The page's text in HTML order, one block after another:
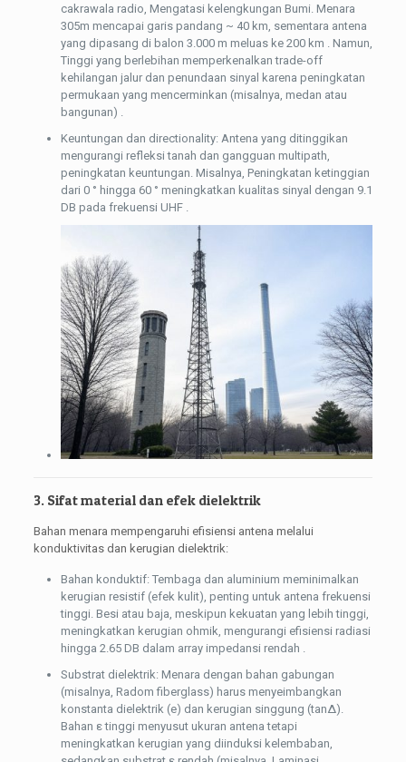
cakrawala radio, Mengatasi kelengkungan Bumi. Menara
305m mencapai garis pandang ~ 40 km, sementara antena
yang dipasang di balon 3.000 m meluas ke 200 km . Namun,
Tinggi yang berlebihan memperkenalkan trade-off
kehilangan jalur dan penundaan sinyal karena peningkatan
permukaan yang mencerminkan (misalnya, medan atau
bangunan) .
Keuntungan dan directionality: Antena yang ditinggikan
mengurangi refleksi tanah dan gangguan multipath,
peningkatan keuntungan. Misalnya, Peningkatan ketinggian
dari 0 ° hingga 60 ° meningkatkan kualitas sinyal dengan 9.1
DB pada frekuensi UHF .
3. Sifat material dan efek dielektrik
Bahan menara mempengaruhi efisiensi antena melalui
konduktivitas dan kerugian dielektrik:
Bahan konduktif: Tembaga dan aluminium meminimalkan
kerugian resistif (efek kulit), penting untuk antena frekuensi
tinggi. Besi atau baja, meskipun kekuatan yang lebih tinggi,
meningkatkan kerugian ohmik, mengurangi efisiensi radiasi
hingga 2.65 DB dalam array impedansi rendah .
Substrat dielektrik: Menara dengan bahan gabungan
(misalnya, Radom fiberglass) harus menyeimbangkan
konstanta dielektrik (e) dan kerugian singgung (tanΔ).
Bahan ε tinggi menyusut ukuran antena tetapi
meningkatkan kerugian yang diinduksi kelembaban,